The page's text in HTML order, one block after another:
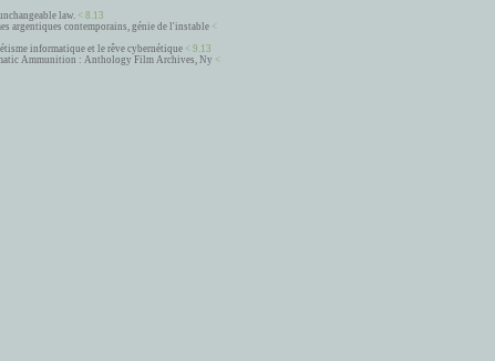
law. < 8.13
argentiques contemporains, génie de l'instable<
informatique et le rêve cybernétique < 9.13
Ammunition : Anthology Film Archives, Ny <